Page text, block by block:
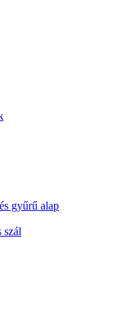
gyűrű alap
szál